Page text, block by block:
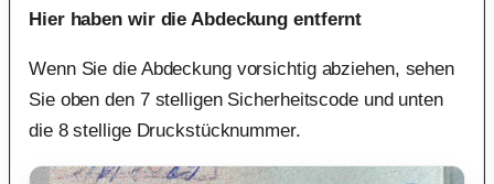
Hier haben wir die Abdeckung entfernt
Wenn Sie die Abdeckung vorsichtig abziehen, sehen
Sie oben den 7 stelligen Sicherheitscode und unten
die 8 stellige Druckstücknummer.